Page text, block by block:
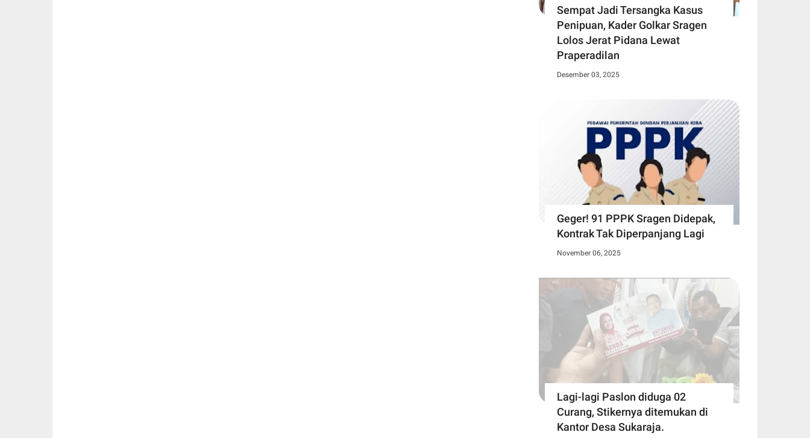
Sempat Jadi Tersangka Kasus
Penipuan, Kader Golkar Sragen
Lolos Jerat Pidana Lewat
Praperadilan
Desember 03, 2025
Geger! 91 PPPK Sragen Didepak,
Kontrak Tak Diperpanjang Lagi
November 06, 2025
Lagi-lagi Paslon diduga 02
Curang, Stikernya ditemukan di
Kantor Desa Sukaraja.